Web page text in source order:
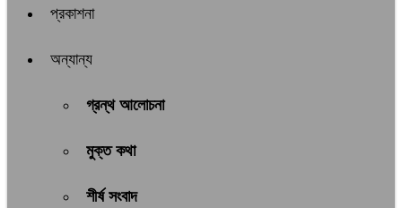
প্রকাশনা
অন্যান্য
গ্রন্থ আলোচনা
মুক্ত কথা
শীর্ষ সংবাদ